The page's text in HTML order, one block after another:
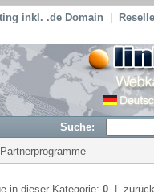
inkl. .de Domain
Suche:
in dieser Kategorie: 0 |